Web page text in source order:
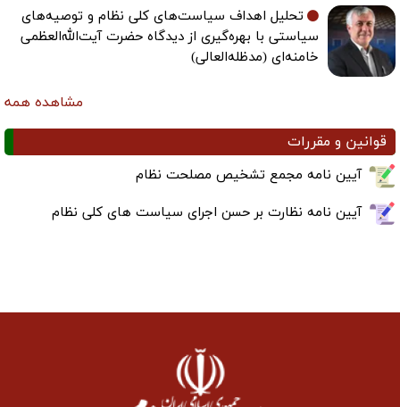
تحلیل اهداف سیاست‌های کلی نظام و توصیه‌های
سیاستی با بهره‌گیری از دیدگاه حضرت آیت‌الله‌العظمی
خامنه‌ای (مدظله‌العالی)
مشاهده همه
قوانین و مقررات
آیین نامه مجمع تشخیص مصلحت نظام
آیین نامه نظارت بر حسن اجرای سیاست های کلی نظام